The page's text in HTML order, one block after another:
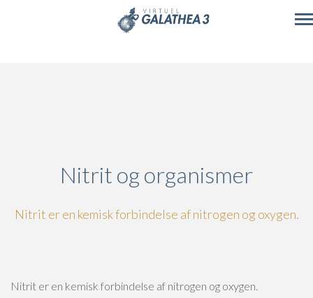
Nitrit og organismer
Nitrit er en kemisk forbindelse af nitrogen og oxygen.
Nitrit er en kemisk forbindelse af nitrogen og oxygen.